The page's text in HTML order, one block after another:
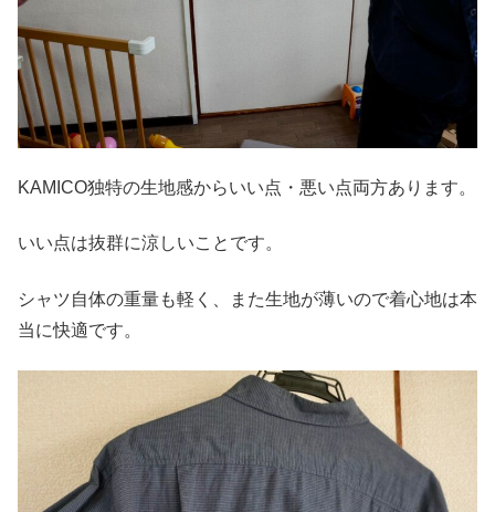
KAMICO独特の生地感からいい点・悪い点両方あります。
いい点は抜群に涼しいことです。
シャツ自体の重量も軽く、また生地が薄いので着心地は本
当に快適です。